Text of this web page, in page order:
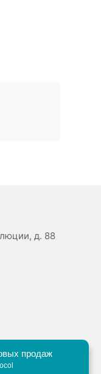
д. 88
продаж